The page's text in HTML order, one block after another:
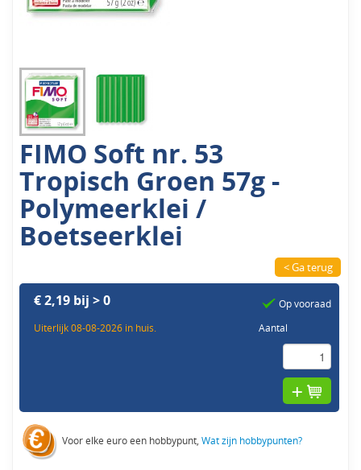
FIMO Soft nr. 53
Tropisch Groen 57g -
Polymeerklei /
Boetseerklei
< Ga terug
€ 2,19 bij > 0
Uiterlijk 08-08-2026 in huis.
Op vooraad
Aantal
Voor elke euro een hobbypunt,Wat zijn hobbypunten?